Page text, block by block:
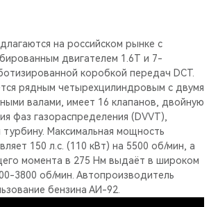
на российском рынке с
двигателем 1.6T и 7-
коробкой передач DCT.
рядным четырехцилиндровым с двумя
валами, имеет 16 клапанов, двойную
фаз газораспределения (DVVT),
Максимальная мощность
150 л.с. (110 кВт) на 5500 об/мин, а
момента в 275 Нм выдаёт в широком
3800 об/мин. Автопроизводитель
бензина АИ-92.